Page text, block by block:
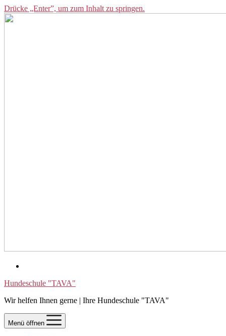
Drücke „Enter”, um zum Inhalt zu springen.
Hundeschule "TAVA"
Wir helfen Ihnen gerne | Ihre Hundeschule "TAVA"
Menü öffnen